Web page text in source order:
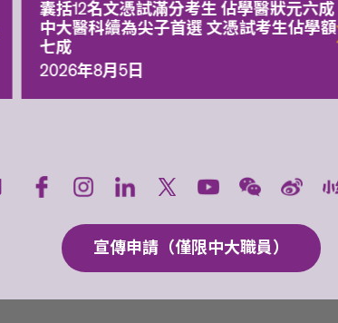
囊括12名文憑試滿分考生 佔學醫狀元六成
中大醫科續為尖子首選 文憑試考生佔學額
七成
2026年8月5日
宣傳申請（僅限中大職員）